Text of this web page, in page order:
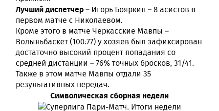
Лучший диспетчер– Игорь Бояркин – 8 асистов в
первом матче с Николаевом.
Кроме этого в матче Черкасские Мавпы –
Волыньбаскет (100:77) у хозяев был зафиксирован
достаточно высокий процент попадания со
средней дистанции – 76% точных бросков, 31/41.
Также в этом матче Мавпы отдали 35
результативных передач.
Символическая сборная недели